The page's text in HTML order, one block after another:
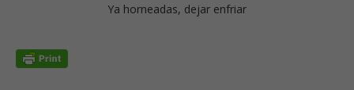
Ya horneadas, dejar enfriar